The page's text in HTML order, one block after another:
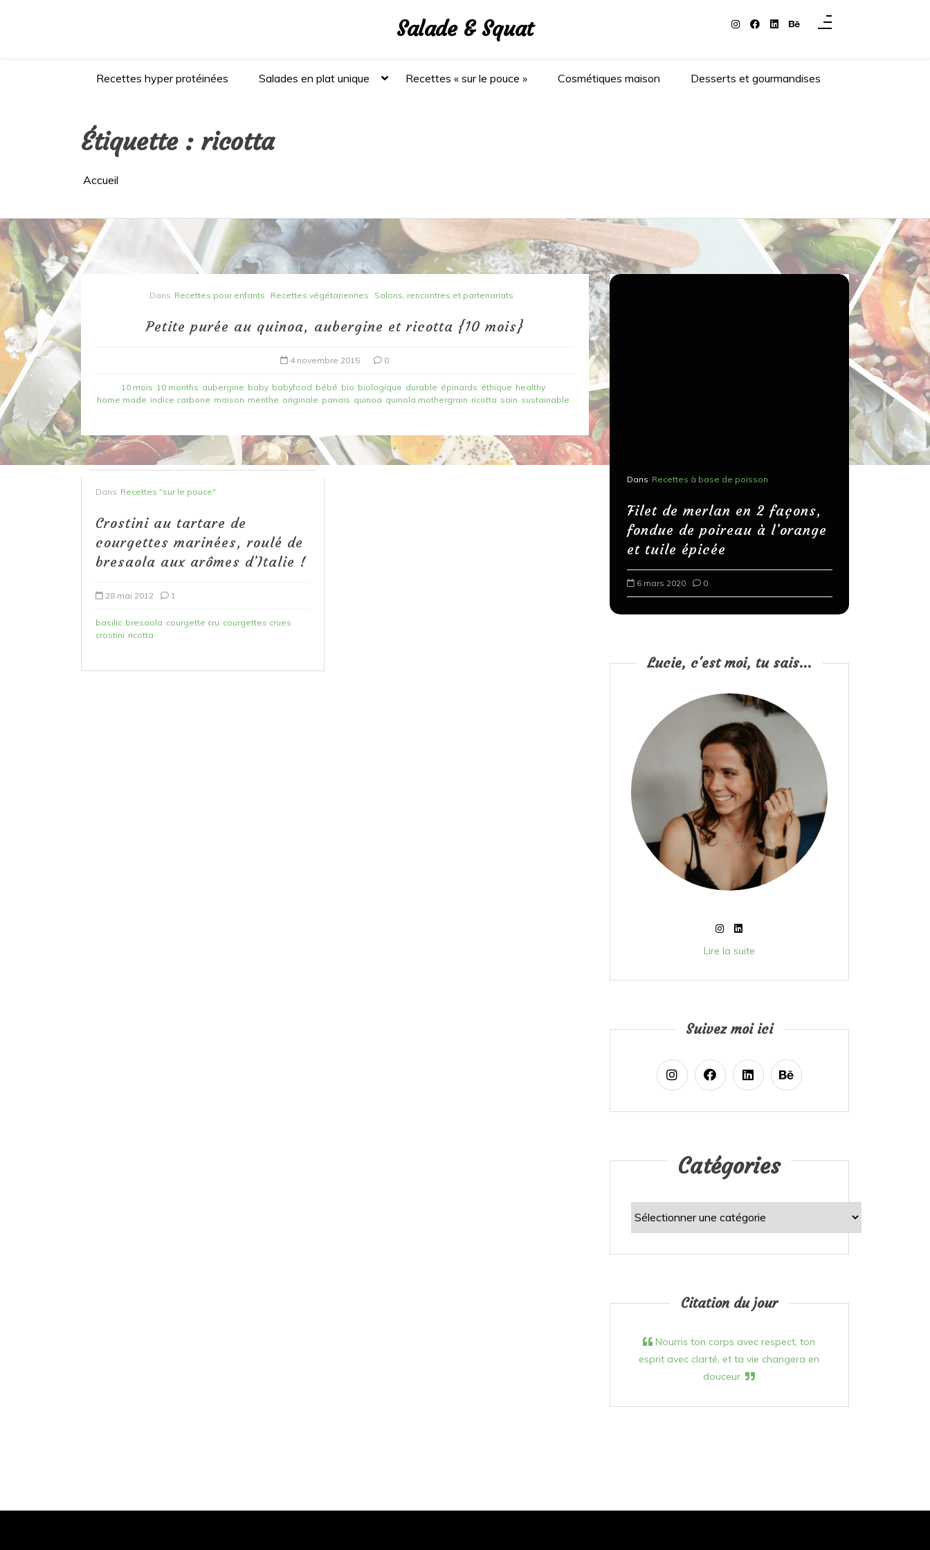
Salade & Squat
Recettes hyper protéinées Salades en plat unique Recettes « sur le pouce » Cosmétiques maison Desserts et gourmandises
Étiquette : ricotta
Accueil
Dans Recettes pour enfants Recettes végétariennes Salons, rencontres et partenariats
Petite purée au quinoa, aubergine et ricotta {10 mois}
4 novembre 2015 0
10 mois 10 months aubergine baby babyfood bébé bio biologique durable épinards éthique healthy
home made indice carbone maison menthe originale panais quinoa quinola mothergrain ricotta sain sustainable
Dans Recettes "sur le pouce"
Crostini au tartare de
courgettes marinées, roulé de
bresaola aux arômes d’Italie !
28 mai 2012 1
basilic bresaola courgette cru courgettes crues
crostini ricotta
fondue de poireau à l’orange
et tuile épicée
Dans Recettes à base de poisson
Filet de merlan en 2 façons,
fondue de poireau à l’orange
et tuile épicée
6 mars 2020 0
Lucie, c'est moi, tu sais...
Lire la suite
Suivez moi ici
Catégories
Citation du jour
Nourris ton corps avec respect, ton
esprit avec clarté, et ta vie changera en
douceur.